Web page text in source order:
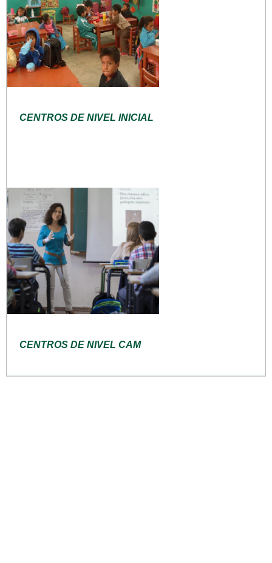
CENTROS DE NIVEL INICIAL
CENTROS DE NIVEL CAM